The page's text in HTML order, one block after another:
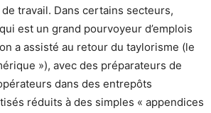
travail. Dans certains secteurs,
est un grand pourvoyeur d’emplois
a assisté au retour du taylorisme (le
»), avec des préparateurs de
dans des entrepôts
réduits à des simples « appendices